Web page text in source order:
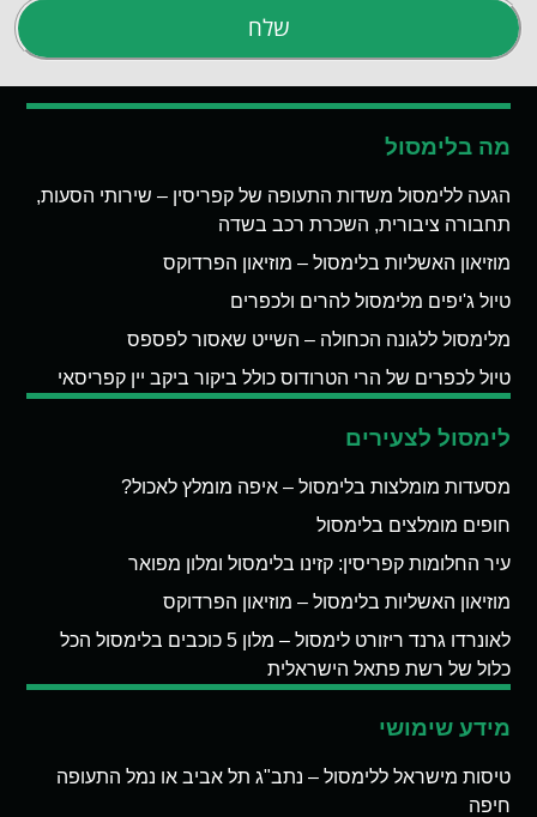
שלח
מה בלימסול
הגעה ללימסול משדות התעופה של קפריסין – שירותי הסעות,
תחבורה ציבורית, השכרת רכב בשדה
מוזיאון האשליות בלימסול – מוזיאון הפרדוקס
טיול ג'יפים מלימסול להרים ולכפרים
מלימסול ללגונה הכחולה – השייט שאסור לפספס
טיול לכפרים של הרי הטרודוס כולל ביקור ביקב יין קפריסאי
לימסול לצעירים
מסעדות מומלצות בלימסול – איפה מומלץ לאכול?
חופים מומלצים בלימסול
עיר החלומות קפריסין: קזינו בלימסול ומלון מפואר
מוזיאון האשליות בלימסול – מוזיאון הפרדוקס
לאונרדו גרנד ריזורט לימסול – מלון 5 כוכבים בלימסול הכל
כלול של רשת פתאל הישראלית
מידע שימושי
טיסות מישראל ללימסול – נתב"ג תל אביב או נמל התעופה
חיפה